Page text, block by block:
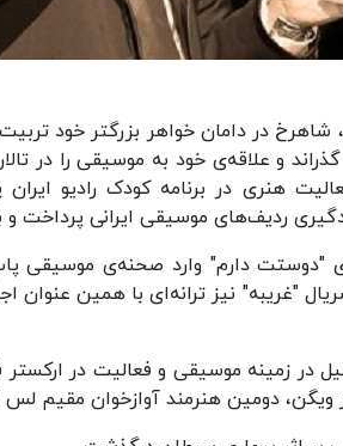
شاهرخ در دامان خواهر بزرگتر خود
و علاقه‌ی خود به موسیقی را در
به فعالیت هنری در برنامه کودک
ردیف‌های موسیقی ایرانی پرداخت
با ترانه‌ی "دوستت دارم" وارد صحنه‌ی
سریال "غریبه" نیز ترانه‌ای با همین
تحصیل در زمینه موسیقی و فعالیت در
ویگن، دومین هنرمند آوازخوان مقیم